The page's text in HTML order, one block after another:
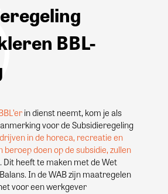
BBL-
in dienst neemt, kom je als
voor de Subsidieregeling
in de horeca, recreatie en
beroep doen op de subsidie, zullen
. Dit heeft te maken met de Wet
In de WAB zijn maatregelen
voor een werkgever